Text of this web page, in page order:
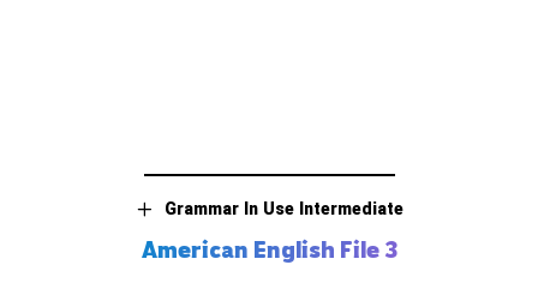
Grammar In Use Intermediate
American English File 3